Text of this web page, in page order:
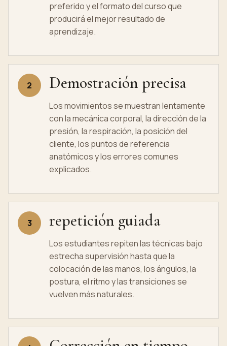
preferido y el formato del curso que
producirá el mejor resultado de
aprendizaje.
2 Demostración precisa
Los movimientos se muestran lentamente
con la mecánica corporal, la dirección de la
presión, la respiración, la posición del
cliente, los puntos de referencia
anatómicos y los errores comunes
explicados.
3 repetición guiada
Los estudiantes repiten las técnicas bajo
estrecha supervisión hasta que la
colocación de las manos, los ángulos, la
postura, el ritmo y las transiciones se
vuelven más naturales.